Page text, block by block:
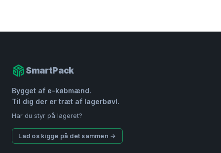
SmartPack
Bygget af e-købmænd.
Til dig der er træt af lagerbøvl.
Har du styr på lageret?
Lad os kigge på det sammen →